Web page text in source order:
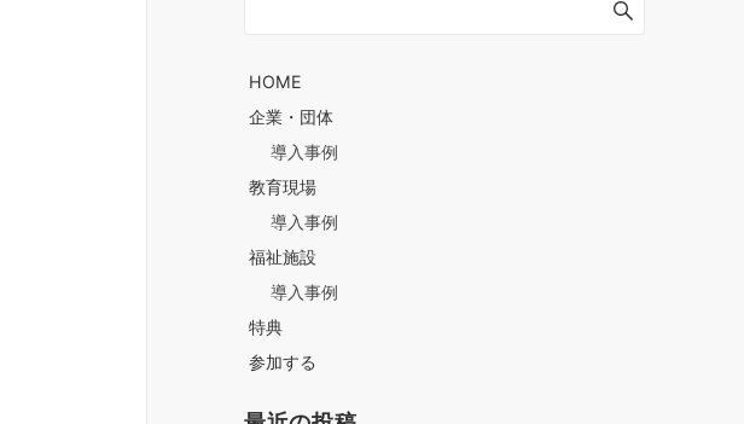
HOME
企業・団体
導入事例
教育現場
導入事例
福祉施設
導入事例
特典
参加する